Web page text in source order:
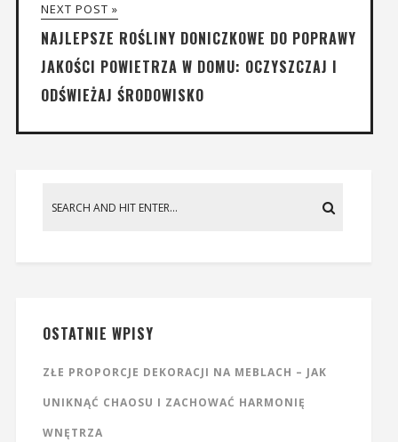
NEXT POST »
NAJLEPSZE ROŚLINY DONICZKOWE DO POPRAWY
JAKOŚCI POWIETRZA W DOMU: OCZYSZCZAJ I
ODŚWIEŻAJ ŚRODOWISKO
OSTATNIE WPISY
ZŁE PROPORCJE DEKORACJI NA MEBLACH – JAK
UNIKNĄĆ CHAOSU I ZACHOWAĆ HARMONIĘ
WNĘTRZA